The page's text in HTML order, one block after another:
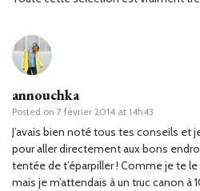
annouchka
Posted on 7 février 2014 at 14h43
J’avais bien noté tous tes conseils et
pour aller directement aux bons
tentée de t’éparpiller ! Comme je te le
mais je m’attendais à un truc canon à